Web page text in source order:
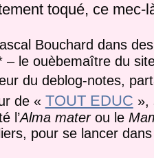
toqué, ce mec-
Bouchard dans
– le ouèbemaître du
du deblog-notes,
de « TOUT EDUC »,
l’Alma mater ou le
pour se lancer